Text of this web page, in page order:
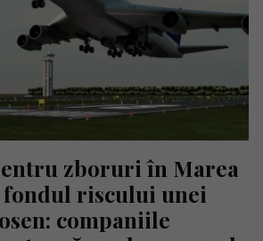
zboruri în Marea
riscului unei
companiile